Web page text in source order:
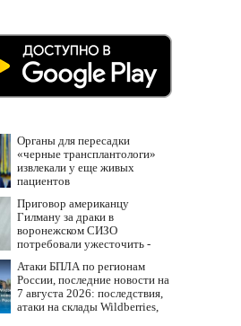
Органы для пересадки
«черные трансплантологи»
извлекали у еще живых
пациентов
Приговор американцу
Гилману за драки в
воронежском СИЗО
потребовали ужесточить -
Атаки БПЛА по регионам
России, последние новости на
7 августа 2026: последствия,
атаки на склады Wildberries,